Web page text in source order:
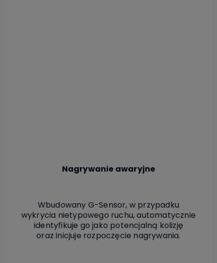
Nagrywanie awaryjne
Wbudowany G-Sensor, w przypadku
wykrycia nietypowego ruchu, automatycznie
identyfikuje go jako potencjalną kolizję
oraz inicjuje rozpoczęcie nagrywania.